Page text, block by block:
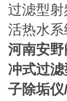
过滤型
活热水
河南安
冲式过
子除垢